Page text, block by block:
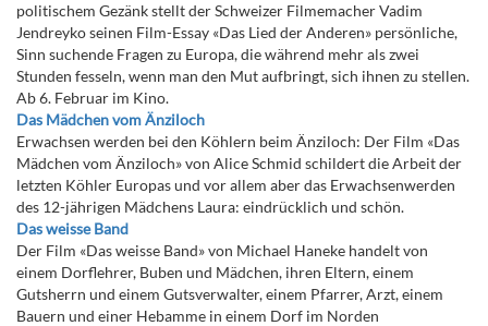
politischem Gezänk stellt der Schweizer Filmemacher Vadim
Jendreyko seinen Film-Essay «Das Lied der Anderen» persönliche,
Sinn suchende Fragen zu Europa, die während mehr als zwei
Stunden fesseln, wenn man den Mut aufbringt, sich ihnen zu stellen.
Ab 6. Februar im Kino.
Das Mädchen vom Änziloch
Erwachsen werden bei den Köhlern beim Änziloch: Der Film «Das
Mädchen vom Änziloch» von Alice Schmid schildert die Arbeit der
letzten Köhler Europas und vor allem aber das Erwachsenwerden
des 12-jährigen Mädchens Laura: eindrücklich und schön.
Das weisse Band
Der Film «Das weisse Band» von Michael Haneke handelt von
einem Dorflehrer, Buben und Mädchen, ihren Eltern, einem
Gutsherrn und einem Gutsverwalter, einem Pfarrer, Arzt, einem
Bauern und einer Hebamme in einem Dorf im Norden